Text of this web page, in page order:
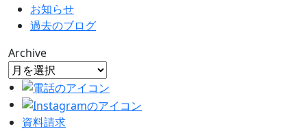
お知らせ
過去のブログ
Archive
資料請求